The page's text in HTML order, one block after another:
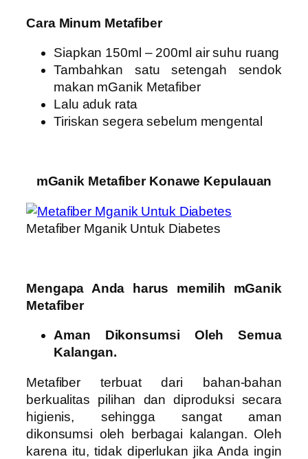
Cara Minum Metafiber
Siapkan 150ml – 200ml air suhu ruang
Tambahkan satu setengah sendok
makan mGanik Metafiber
Lalu aduk rata
Tiriskan segera sebelum mengental
mGanik Metafiber Konawe Kepulauan
Metafiber Mganik Untuk Diabetes
Mengapa Anda harus memilih mGanik
Metafiber
Aman Dikonsumsi Oleh Semua
Kalangan.
Metafiber terbuat dari bahan-bahan
berkualitas pilihan dan diproduksi secara
higienis, sehingga sangat aman
dikonsumsi oleh berbagai kalangan. Oleh
karena itu, tidak diperlukan jika Anda ingin